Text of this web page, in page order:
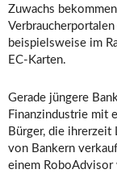
Zuwachs
beispielsweise im
EC-Karten.
Gerade jüngere
Finanzindustrie mit
Bürger, die ihrerzeit
von Bankern
einem RoboAdvisor